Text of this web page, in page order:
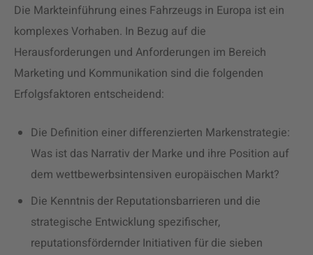
Die Markteinführung eines Fahrzeugs in Europa ist ein
komplexes Vorhaben. In Bezug auf die
Herausforderungen und Anforderungen im Bereich
Marketing und Kommunikation sind die folgenden
Erfolgsfaktoren entscheidend:
Die Definition einer differenzierten Markenstrategie:
Was ist das Narrativ der Marke und ihre Position auf
dem wettbewerbsintensiven europäischen Markt?
Die Kenntnis der Reputationsbarrieren und die
strategische Entwicklung spezifischer,
reputationsfördernder Initiativen für die sieben